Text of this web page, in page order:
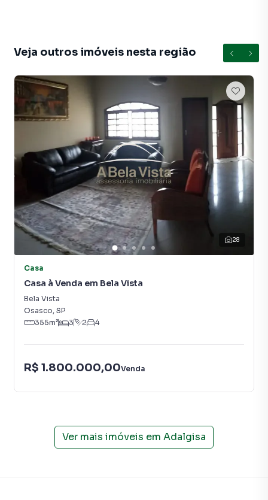
Anuncie seu imóvel! É fácil, rápido e gratuito! A A Bela Vista
Imóveis é uma imobiliária digital com imóveis em diversas
Na A Bela Vista Imóveis você consegue vender ou alugar
seu imóvel muito mais rápido do que em imobiliárias
tradicionais. Já vendemos e locamos diversos imóveis em
Osasco, especialmente em Adalgisa. Isso porque temos
uma equipe de marketing digital focada em produzir
campanhas específicas para Osasco, o que aumenta muito
o número de contatos interessados e tendo como
consequência uma maior chance de vender ou alugar seu
imóvel mais rápido. Contamos também com um time de
programadores, corretores treinados e uma central de
atendimento preparada para atender proprietários e
inquilinos.
Veja outros imóveis nesta região
28
Casa
Casa à Venda em Bela Vista
Bela Vista
Osasco, SP
355m² 3 2 4
R$ 1.800.000,00Venda
Ver mais imóveis em Adalgisa